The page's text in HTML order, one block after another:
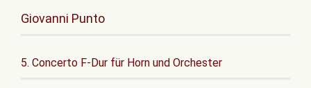
Giovanni Punto
5. Concerto F-Dur für Horn und Orchester